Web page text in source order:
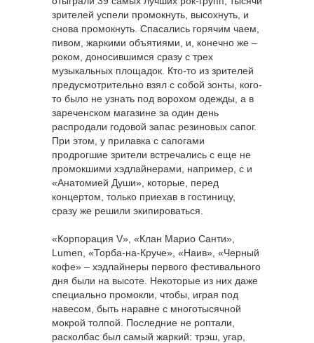
зрителей успели промокнуть, высохнуть, и
снова промокнуть. Спасались горячим чаем,
пивом, жаркими объятиями, и, конечно же –
роком, доносившимся сразу с трех
музыкальных площадок. Кто-то из зрителей
предусмотрительно взял с собой зонты, кого-
то было не узнать под ворохом одежды, а в
зареченском магазине за один день
распродали годовой запас резиновых сапог.
При этом, у прилавка с сапогами
продрогшие зрители встречались с еще не
промокшими хэдлайнерами, например, с и
«Анатомией Души», которые, перед
концертом, только приехав в гостиницу,
сразу же решили экипироваться.
«Корпорация V», «Клан Марио Санти»,
Lumen, «Торба-на-Круче», «Наив», «Черный
кофе» – хэдлайнеры первого фестивального
дня были на высоте. Некоторые из них даже
специально промокли, чтобы, играя под
навесом, быть наравне с многотысячной
мокрой толпой. Последние не роптали,
расколбас был самый жаркий: трэш, угар,